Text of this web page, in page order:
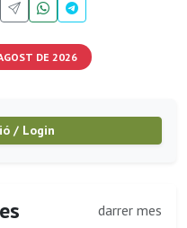
DE 2026
/ Login
darrer mes